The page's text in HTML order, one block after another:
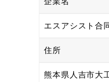
エスアシスト合
住所
熊本県人吉市大